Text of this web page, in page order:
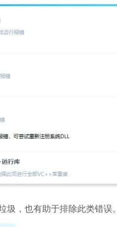
圾，也有助于排除此类错误。